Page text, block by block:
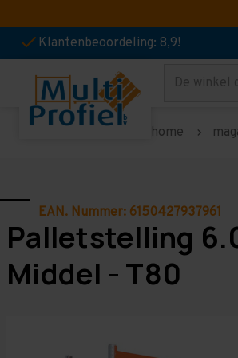
Klantenbeoordeling: 8,9!
Zoeken
home
EAN. Nummer: 6150427937961
Palletstelling
Middel - T80